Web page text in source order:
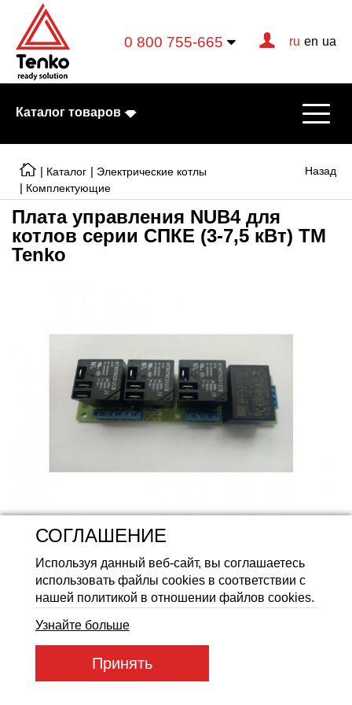
0 800 755-665 ru en ua
Каталог товаров
Электрические котлы
Электрические тэны
Аккумуляторные батареи
Назад
| Каталог | Электрические котлы
| Комплектующие
Плата управления NUB4 для
котлов серии СПКЕ (3-7,5 кВт) TM
Tenko
Артикул товара: 96617
96617
1 336ГРН
Купить
СОГЛАШЕНИЕ
Используя данный веб-сайт, вы соглашаетесь
использовать файлы cookies в соответствии с
нашей политикой в отношении файлов cookies.
Узнайте больше
Принять